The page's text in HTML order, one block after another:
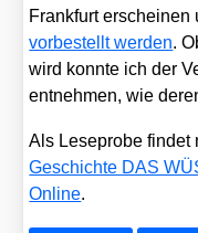
Frank­furt erschei­nen
vor­be­stellt wer­den.
wird konn­te ich der
ent­neh­men, wie
Als Lese­pro­be fin­det
Geschich­te DAS
Online.